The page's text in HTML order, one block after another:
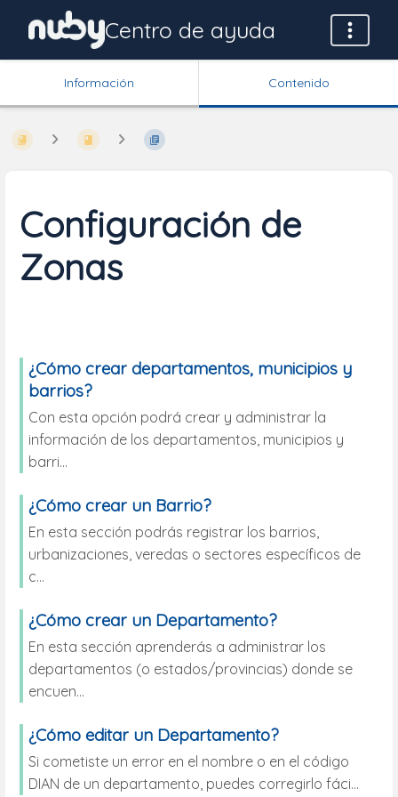
Centro de ayuda
Información Contenido
Configuración de
Zonas
¿Cómo crear departamentos, municipios y
barrios?
Con esta opción podrá crear y administrar la
información de los departamentos, municipios y
barri...
¿Cómo crear un Barrio?
En esta sección podrás registrar los barrios,
urbanizaciones, veredas o sectores específicos de
c...
¿Cómo crear un Departamento?
En esta sección aprenderás a administrar los
departamentos (o estados/provincias) donde se
encuen...
¿Cómo editar un Departamento?
Si cometiste un error en el nombre o en el código
DIAN de un departamento, puedes corregirlo fáci...